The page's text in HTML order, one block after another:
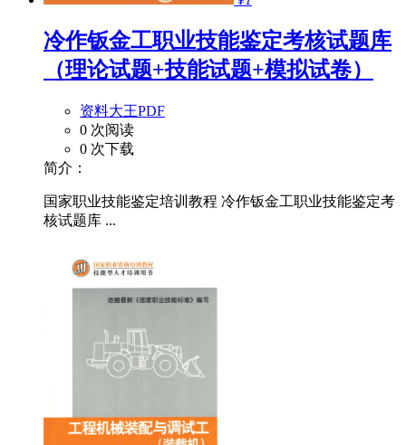
冷作钣金工职业技能鉴定考核试题库
（理论试题+技能试题+模拟试卷）
资料大王PDF
0 次阅读
0 次下载
简介：
国家职业技能鉴定培训教程 冷作钣金工职业技能鉴定考
核试题库 ...